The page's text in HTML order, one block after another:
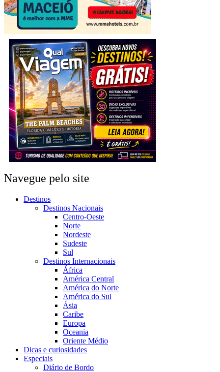
Navegue pelo site
Destinos
Destinos Nacionais
Centro-Oeste
Norte
Nordeste
Sudeste
Sul
Destinos Internacionais
África
América Central
América do Norte
América do Sul
Ásia
Caribe
Europa
Oceania
Oriente Médio
Dicas e curiosidades
Especiais
Diário de Bordo